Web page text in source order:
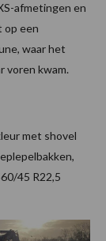
afmetingen en
op een
waar het
voren kwam.
met shovel
45 R22,5